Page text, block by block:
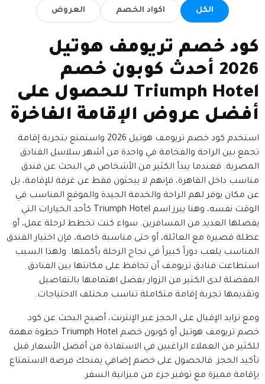
الكل اكواد الخصم العروض
كود خصم تريومف هوتيل
2026 أحدث كوبون خصم
Triumph Hotel للحصول على
أفضل عروض الإقامة الفاخرة
استخدم كود خصم تريومف هوتيل 2026 واستمتع بتجربة إقامة
تجمع بين الراحة والفخامة في واحدة من أشهر سلاسل الفنادق
المصرية. فعندما يبدأ الكثير من الأشخاص في البحث عن فندق
مناسب داخل القاهرة، فإنهم لا يبحثون فقط عن غرفة للإقامة، بل
عن مكان يوفر لهم الراحة والخدمة الجيدة والموقع المناسب في
الوقت نفسه، وهنا يبرز اسم Triumph Hotel كأحد الخيارات التي
يفضلها العديد من المسافرين. سواء كنت تخطط لرحلة عمل، أو
عطلة قصيرة مع العائلة، أو حتى مناسبة خاصة، فإن اختيار الفندق
المناسب يلعب دوراً كبيراً في نجاح الرحلة بأكملها. ولهذا السبب
استطاعت فنادق تريومف أن تحافظ على مكانتها بين الفنادق
المفضلة لدى الكثير من الزوار بفضل اهتمامها بالتفاصيل
وتقديمها تجربة إقامة متكاملة تناسب مختلف الاحتياجات.
ومع تزايد الإقبال على الحجز عبر الإنترنت، أصبح البحث عن كود
خصم تريومف هوتيل أو كوبون خصم Triumph Hotel خطوة مهمة
للكثير من العملاء الراغبين في الاستفادة من أفضل الأسعار قبل
تأكيد الحجز. فالحصول على خصم إضافي يمنحك فرصة الاستمتاع
بإقامة مميزة مع توفير جزء من ميزانية السفر.